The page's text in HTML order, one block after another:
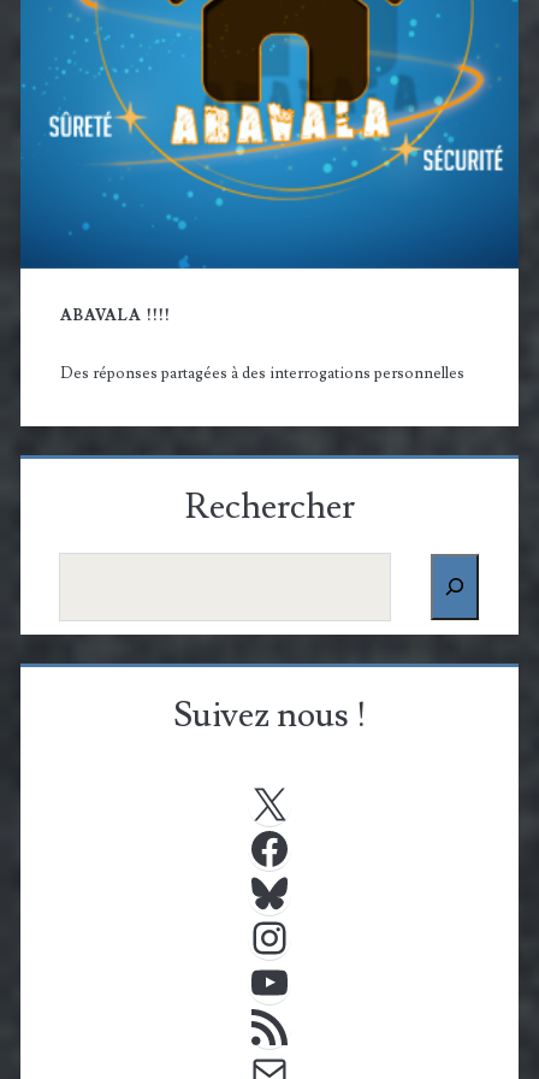
ABAVALA !!!!
Des réponses partagées à des interrogations personnelles
Rechercher
Suivez nous !